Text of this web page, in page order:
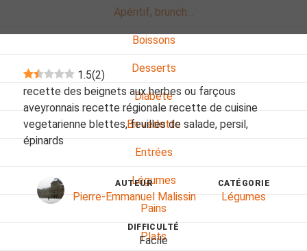
Apéritif, brunch…
Boissons
Desserts
Diabete
En vedette
Entrées
Légumes
Pains
Plats
1.5(2)
recette des beignets aux herbes ou farçous
aveyronnais recette régionale recette de cuisine
vegetarienne blettes, feuilles de salade, persil,
épinards
AUTEUR
Pierre-Emmanuel Malissin
CATÉGORIE
Légumes
DIFFICULTÉ
Facile